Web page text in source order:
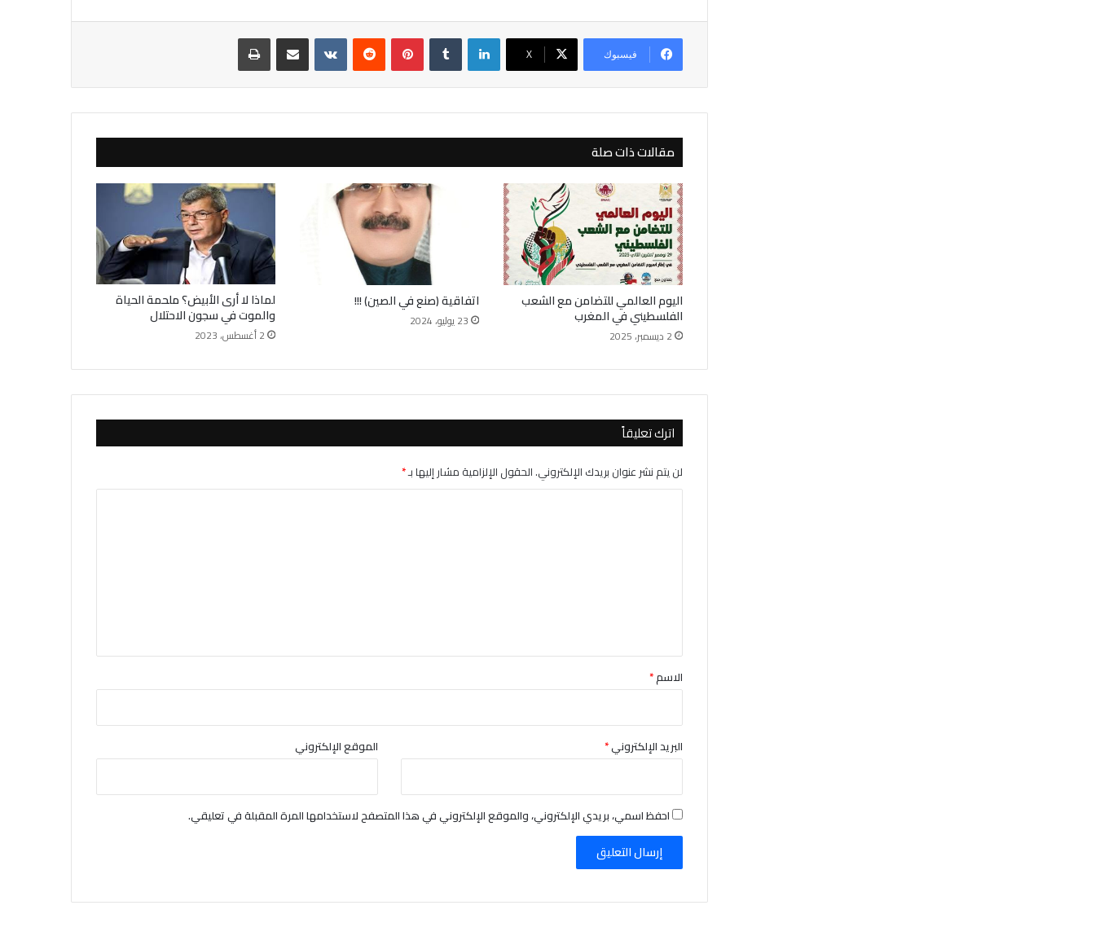
فيسبوك ‫X
لينكدإن بينتيريست مشاركة عبر البريد طباعة
مقالات ذات صلة
اليوم العالمي للتضامن مع الشعب
الفلسطيني في المغرب
2 ديسمبر، 2025
اتفاقية (صنع في الصين) !!!
23 يوليو، 2024
لماذا لا أرى الأبيض؟ ملحمة الحياة
والموت في سجون الاحتلال
2 أغسطس، 2023
اترك تعليقاً
لن يتم نشر عنوان بريدك الإلكتروني.الحقول الإلزامية مشار إليها بـ*
*الاسم*
البريد الإلكتروني* الموقع الإلكتروني
احفظ اسمي، بريدي الإلكتروني، والموقع الإلكتروني في هذا المتصفح لاستخدامها المرة المقبلة في تعليقي.